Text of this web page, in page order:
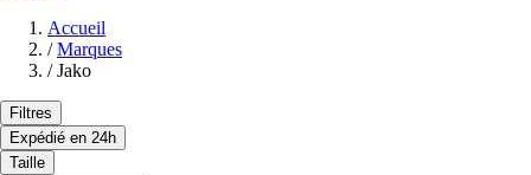
Accueil
/ Marques
/ Jako
Filtres
Expédié en 24h
Taille